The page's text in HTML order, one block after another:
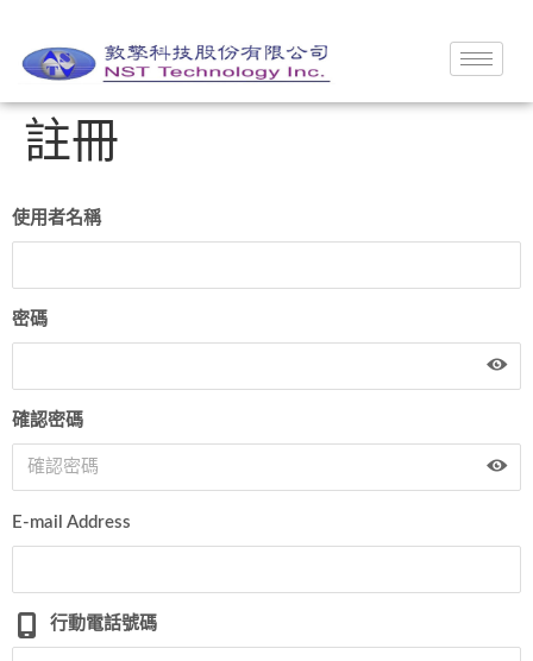
註冊
使用者名稱
密碼
確認密碼
E-mail Address
行動電話號碼